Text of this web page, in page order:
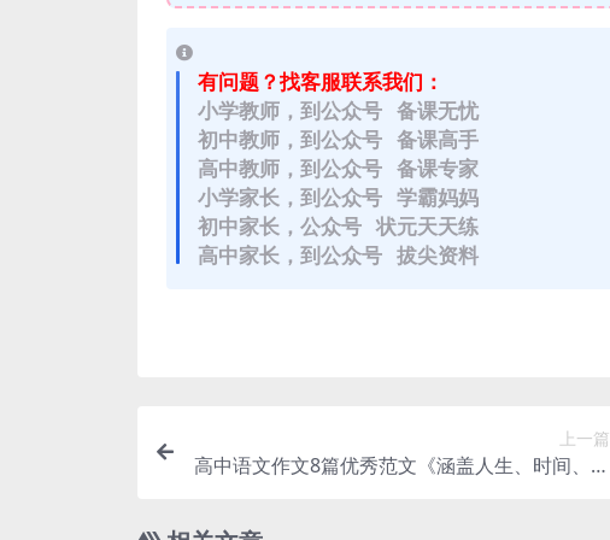
有问题？找客服联系我们：
小学教师，到公众号 备课无忧
初中教师，到公众号 备课高手
高中教师，到公众号 备课专家
小学家长，到公众号 学霸妈妈
初中家长，公众号 状元天天练
高中家长，到公众号 拔尖资料
上一篇
高中语文作文8篇优秀范文《涵盖人生、时间、细